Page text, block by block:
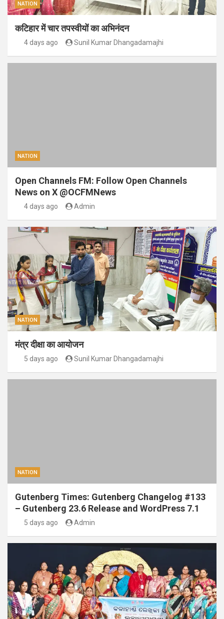
NATION
कटिहार में चार तपस्वीयों का अभिनंदन
4 days ago Sunil Kumar Dhangadamajhi
NATION
Open Channels FM: Follow Open Channels
News on X @OCFMNews
4 days ago Admin
NATION
मंत्र दीक्षा का आयोजन
5 days ago Sunil Kumar Dhangadamajhi
NATION
Gutenberg Times: Gutenberg Changelog #133
– Gutenberg 23.6 Release and WordPress 7.1
5 days ago Admin